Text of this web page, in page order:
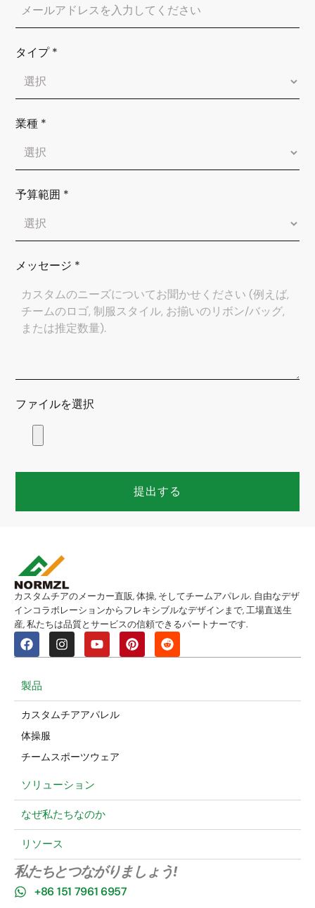
タイプ *
業種 *
予算範囲 *
メッセージ *
ファイルを選択
提出する
カスタムチアのメーカー直販, 体操, そしてチームアパレル. 自由なデザ
インコラボレーションからフレキシブルなデザインまで, 工場直送生
産, 私たちは品質とサービスの信頼できるパートナーです.
製品
カスタムチアアパレル
体操服
チームスポーツウェア
ソリューション
なぜ私たちなのか
リソース
私たちとつながりましょう!
+86 151 7961 6957